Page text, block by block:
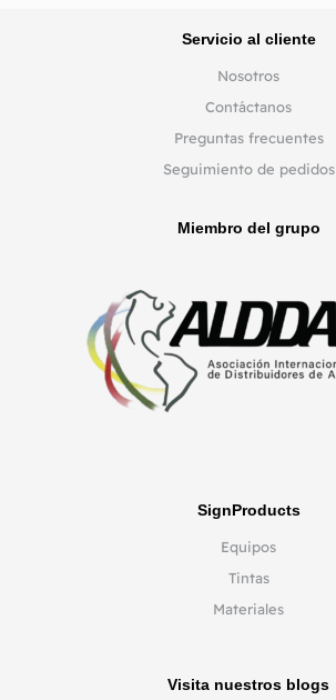
Servicio al cliente
Nosotros
Contáctanos
Preguntas frecuentes
Seguimiento de pedidos
Miembro del grupo
SignProducts
Equipos
Tintas
Materiales
Visita nuestros blogs